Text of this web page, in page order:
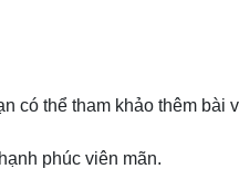
có thể tham khảo thêm bài
phúc viên mãn.